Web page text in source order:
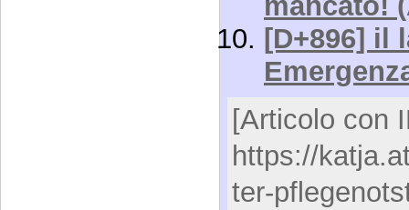
[D+896] il
[Articolo con
https://
ter-